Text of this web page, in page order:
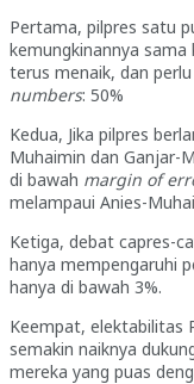
Pertama, pilpres satu
kemungkinannya
terus menaik, dan
numbers: 50%
Kedua, Jika pilpres
Muhaimin dan Ganjar-
di bawah margin of
melampaui Anies-
Ketiga, debat capres-
hanya mempengaruhi
hanya di bawah 3%.
Keempat, elektabilitas
semakin naiknya
mereka yang puas